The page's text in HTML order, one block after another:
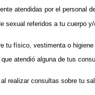
atendidas por el personal
sexual referidos a tu cuerpo
tu físico, vestimenta o higiene
atendió alguna de tus
realizar consultas sobre tu